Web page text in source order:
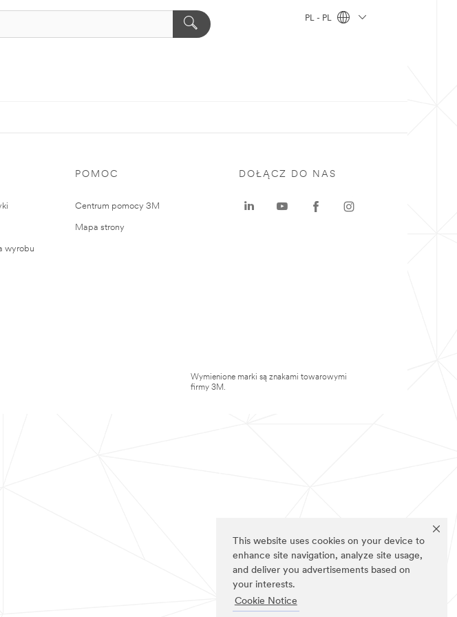
This website uses cookies on your device to
enhance site navigation, analyze site usage,
and deliver you advertisements based on
your interests.
Cookie Notice
PL - PL
wyrobu
POMOC
Centrum pomocy 3M
Mapa strony
DOŁĄCZ DO NAS
Wymienione marki są znakami towarowymi
firmy 3M.